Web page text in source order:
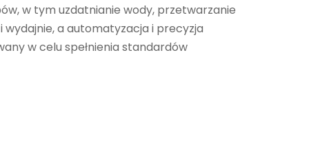
w tym uzdatnianie wody, przetwarzanie
wydajnie, a automatyzacja i precyzja
w celu spełnienia standardów